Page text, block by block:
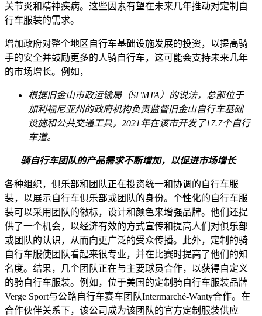
关节炎和精神疾病。这些因素有望在未来几年推动对定制自
行车服装的需求。
增加政府对整个地区自行车基础设施发展的投资，以提高骑
手的安全并鼓励更多的人骑自行车，这可能会支持未来几年
的市场增长。例如，
根据旧金山市政运输局（SFMTA）的说法，总部位于
加利福尼亚州的政府机构负责监督旧金山自行车基础
设施和公共交通工具，2021年在该市开发了17.7个自行
车道。
骑自行车团队的产品需求不断增加，以促进市场增长
各种组织，俱乐部和团队正在投资统一和协调的自行车服
装，以展示自行车俱乐部或团队的身份。个性化的自行车服
装可以采用团队的徽标，设计和颜色来增强品牌。他们还提
供了一个机会，以经济有效的方式宣传和提高人们对俱乐部
或团队的认识，从而向更广泛的受众传播。此外，定制的骑
自行车服使团队看起来很专业，并在比赛时提高了他们的知
名度。结果，几个团队正在与主要球员合作，以获得自定义
的骑自行车服装。例如，位于美国的定制骑自行车服装品牌
Verge Sport与公路自行车赛车团队Intermarché-Wanty合作。在
合作伙伴关系下，该公司成为该团队的官方定制服装供应